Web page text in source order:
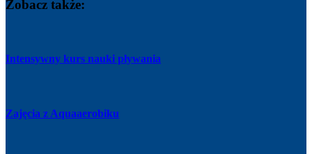
Zobacz także:
Intensywny kurs nauki pływania
Zajęcia z Aquaaerobiku